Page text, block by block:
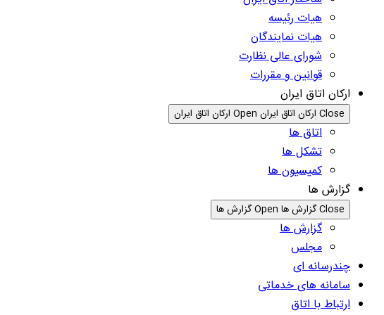
هیات رئیسه
هیات نمایندگان
شورای عالی نظارت
قوانین و مقررات
ارکان اتاق ایران
Close ارکان اتاق ایران Open ارکان اتاق ایران
اتاق ها
تشکل ها
کمیسیون ها
گزارش ها
Close گزارش ها Open گزارش ها
گزارش ها
مجلس
چندرسانه ای
سامانه های خدماتی
ارتباط با اتاق